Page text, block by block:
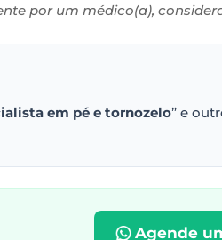
por um médico(a),
em pé e tornozelo” e
Agende